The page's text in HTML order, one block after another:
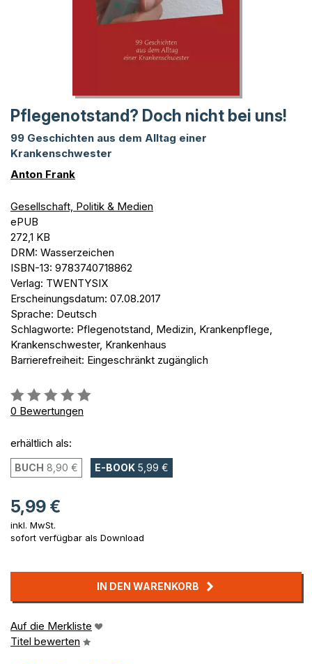
Pflegenotstand? Doch nicht bei uns!
99 Geschichten aus dem Alltag einer
Krankenschwester
Anton Frank
Gesellschaft, Politik & Medien
ePUB
272,1 KB
DRM: Wasserzeichen
ISBN-13: 9783740718862
Verlag: TWENTYSIX
Erscheinungsdatum: 07.08.2017
Sprache: Deutsch
Schlagworte: Pflegenotstand, Medizin, Krankenpflege,
Krankenschwester, Krankenhaus
Barrierefreiheit: Eingeschränkt zugänglich
Bewertung::
0%
0 Bewertungen
erhältlich als:
BUCH 8,90 € E-BOOK 5,99 €
5,99 €
inkl. MwSt.
sofort verfügbar als Download
IN DEN WARENKORB
Auf die Merkliste
Titel bewerten